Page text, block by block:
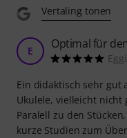
Vertaling tonen
E Optimal für
Ein didaktisch sehr gut
Ukulele, vielleicht
Paralell zu den
kurze Studien zum